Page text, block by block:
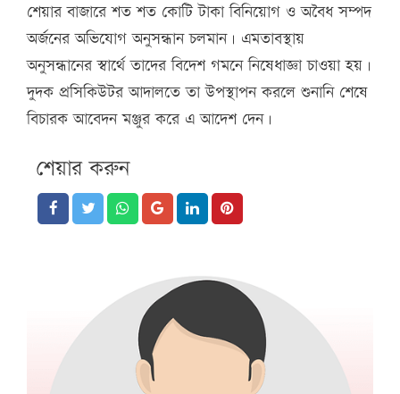
শেয়ার বাজারে শত শত কোটি টাকা বিনিয়োগ ও অবৈধ সম্পদ
অর্জনের অভিযোগ অনুসন্ধান চলমান। এমতাবস্থায়
অনুসন্ধানের স্বার্থে তাদের বিদেশ গমনে নিষেধাজ্ঞা চাওয়া হয়।
দুদক প্রসিকিউটর আদালতে তা উপস্থাপন করলে শুনানি শেষে
বিচারক আবেদন মঞ্জুর করে এ আদেশ দেন।
শেয়ার করুন